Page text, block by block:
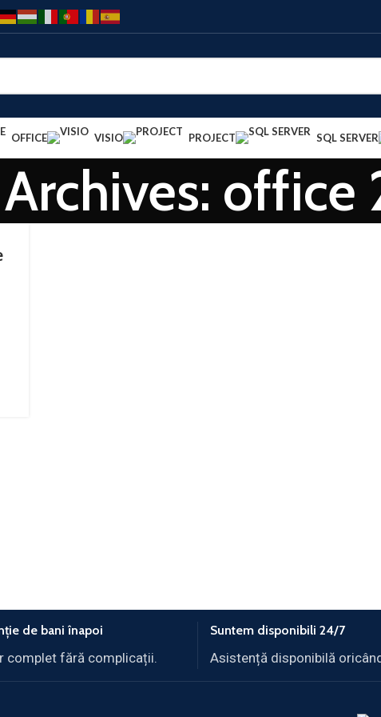
OFFICE VISIO PROJECT SQL SERVER
office
de bani înapoi
complet fără complicații.
Suntem disponibili 24/7
Asistență disponibilă